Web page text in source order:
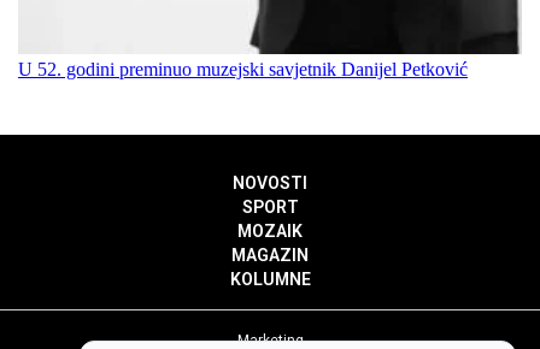
U 52. godini preminuo muzejski savjetnik Danijel Petković
NOVOSTI
SPORT
MOZAIK
MAGAZIN
KOLUMNE
Marketing